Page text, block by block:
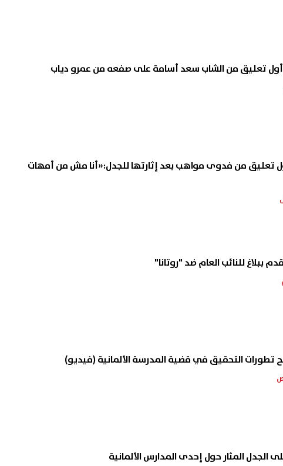
أول تعليق من الشاب سعد أسامة على صفعه من عمرو دياب
تعليق من فدوى مواهب بعد إثارتها للجدل:«أنا مش من أمهات
ببلاغ للنائب العام ضد "روتانا"
تطورات التحقيق في قضية المدرسة الألمانية (فيديو)
الجدل المثار حول إحدى المدارس الألمانية
أسرية مروعة بالإسكندرية..
يطعن والده حتى الموت ويصيب
لا تتجاهل هذا الأمر.. الكهرباء تكشف
مخاطر استخدام الشواحن التالفة